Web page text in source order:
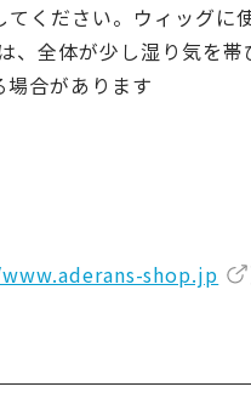
ください。ウィッグに
全体が少し湿り気を帯
合があります
shop.jp